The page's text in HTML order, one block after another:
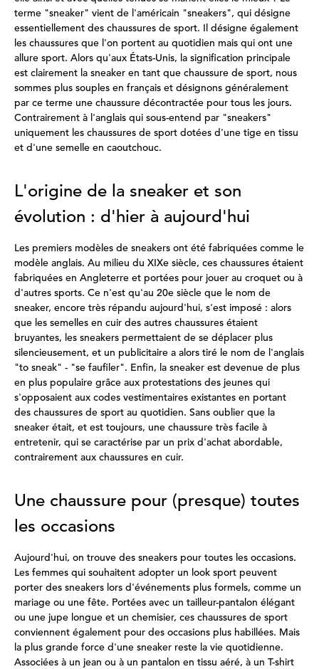
terme "sneaker" vient de l'américain "sneakers", qui désigne
essentiellement des chaussures de sport. Il désigne également
les chaussures que l'on portent au quotidien mais qui ont une
allure sport. Alors qu'aux États-Unis, la signification principale
est clairement la sneaker en tant que chaussure de sport, nous
sommes plus souples en français et désignons généralement
par ce terme une chaussure décontractée pour tous les jours.
Contrairement à l'anglais qui sous-entend par "sneakers"
uniquement les chaussures de sport dotées d'une tige en tissu
et d'une semelle en caoutchouc.
L'origine de la sneaker et son
évolution : d'hier à aujourd'hui
Les premiers modèles de sneakers ont été fabriquées comme le
modèle anglais. Au milieu du XIXe siècle, ces chaussures étaient
fabriquées en Angleterre et portées pour jouer au croquet ou à
d'autres sports. Ce n'est qu'au 20e siècle que le nom de
sneaker, encore très répandu aujourd'hui, s'est imposé : alors
que les semelles en cuir des autres chaussures étaient
bruyantes, les sneakers permettaient de se déplacer plus
silencieusement, et un publicitaire a alors tiré le nom de l'anglais
"to sneak" - "se faufiler". Enfin, la sneaker est devenue de plus
en plus populaire grâce aux protestations des jeunes qui
s'opposaient aux codes vestimentaires existantes en portant
des chaussures de sport au quotidien. Sans oublier que la
sneaker était, et est toujours, une chaussure très facile à
entretenir, qui se caractérise par un prix d'achat abordable,
contrairement aux chaussures en cuir.
Une chaussure pour (presque) toutes
les occasions
Aujourd'hui, on trouve des sneakers pour toutes les occasions.
Les femmes qui souhaitent adopter un look sport peuvent
porter des sneakers lors d'événements plus formels, comme un
mariage ou une fête. Portées avec un tailleur-pantalon élégant
ou une jupe longue et un chemisier, ces chaussures de sport
conviennent également pour des occasions plus habillées. Mais
la plus grande force d'une sneaker reste la vie quotidienne.
Associées à un jean ou à un pantalon en tissu aéré, à un T-shirt